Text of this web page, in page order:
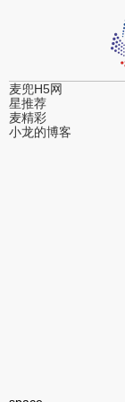
麦兜H5网
星推荐
麦精彩
小龙的博客